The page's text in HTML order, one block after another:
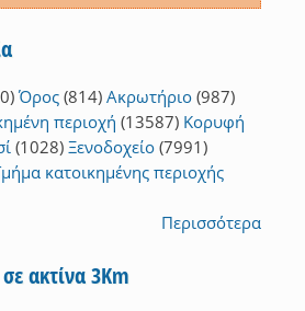
Όρος (814) Ακρωτήριο (987)
περιοχή (13587) Κορυφή
(1028) Ξενοδοχείο (7991)
κατοικημένης περιοχής
Περισσότερα
ακτίνα 3Km